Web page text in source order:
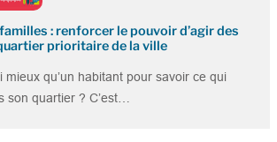
: renforcer le pouvoir d’agir des
prioritaire de la ville
mieux qu’un habitant pour savoir ce qui
son quartier ? C’est…